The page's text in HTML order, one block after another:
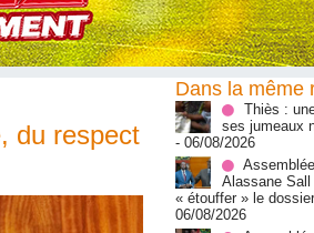
du respect
Dans la même
Thiès :
ses jumeaux
- 06/08/2026
Alassane
« étouffer » le
06/08/2026